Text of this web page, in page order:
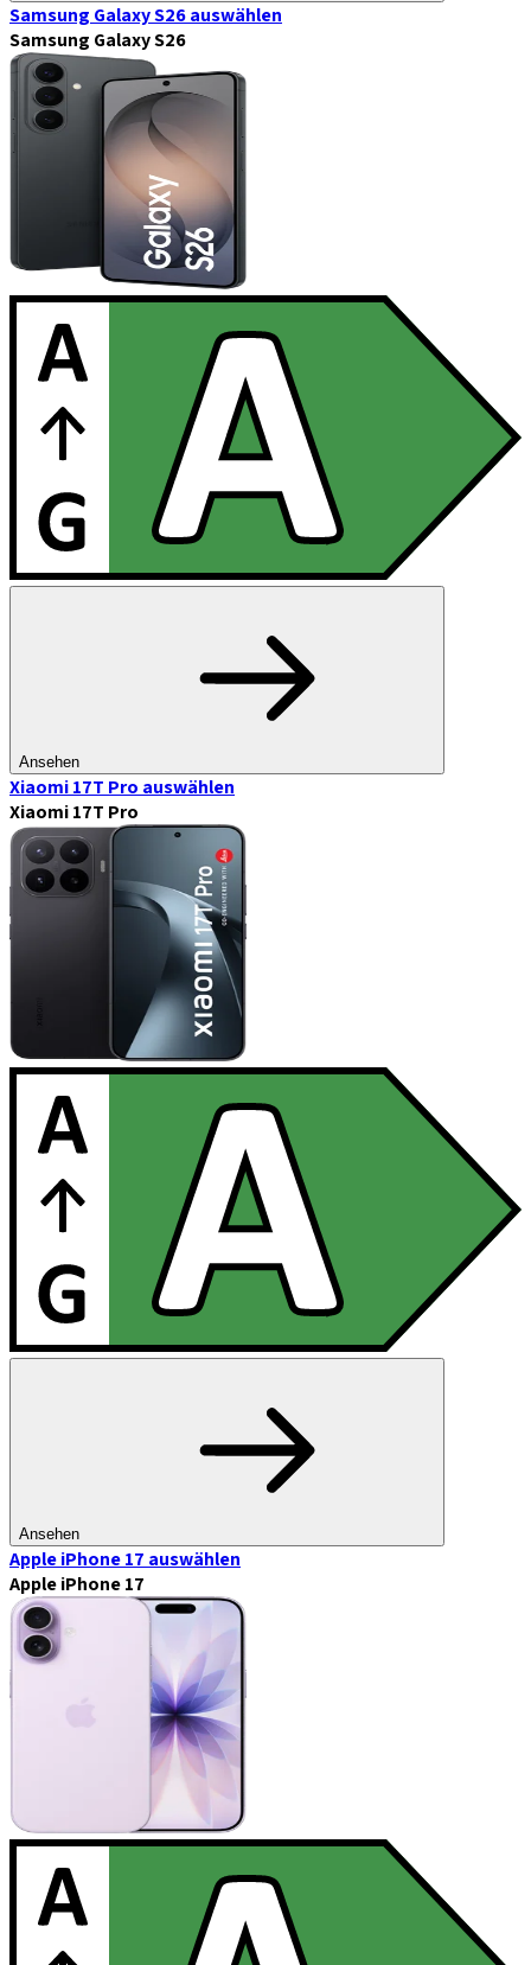
Samsung Galaxy S26auswählen
Samsung Galaxy S26
Ansehen
Xiaomi 17T Pro auswählen
Xiaomi 17T Pro
Ansehen
Apple iPhone 17 auswählen
Apple iPhone 17